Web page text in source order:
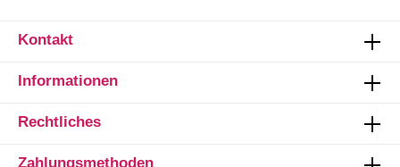
Kontakt
Informationen
Rechtliches
Zahlungsmethoden